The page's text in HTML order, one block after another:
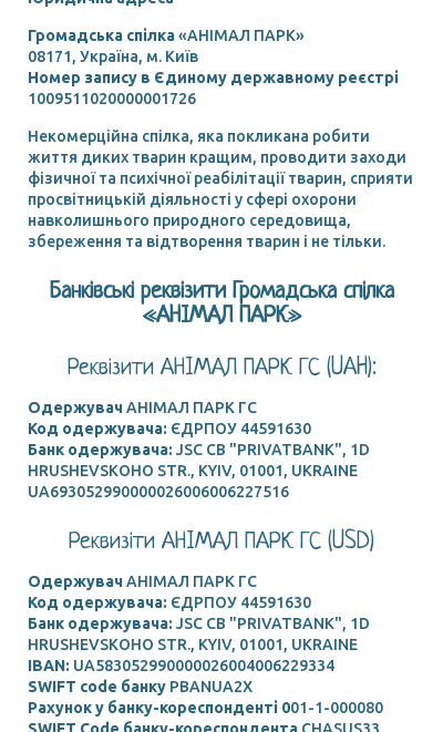
Громадська спілка«АНІМАЛ ПАРК»
08171, Україна, м. Київ
Номер запису в Єдиному державному реєстрі
1009511020000001726
Некомерційна спілка, яка покликана робити
життя диких тварин кращим, проводити заходи
фізичної та психічної реабілітації тварин, сприяти
просвітницькій діяльності у сфері охорони
навколишнього природного середовища,
збереження та відтворення тварин і не тільки.
Банківські реквізити Громадська спілка
«АНІМАЛ ПАРК»
Реквізити АНIМАЛ ПАРК ГС (UAH):
ОдержувачАНIМАЛ ПАРК ГС
Код одержувача: ЄДРПОУ 44591630
Банк одержувача: JSC CB "PRIVATBANK", 1D
HRUSHEVSKOHO STR., KYIV, 01001, UKRAINE
UA693052990000026006006227516
Реквизіти АНIМАЛ ПАРК ГС (USD)
ОдержувачАНIМАЛ ПАРК ГС
Код одержувача: ЄДРПОУ 44591630
Банк одержувача: JSC CB "PRIVATBANK", 1D
HRUSHEVSKOHO STR., KYIV, 01001, UKRAINE
IBAN: UA583052990000026004006229334
SWIFT code банку PBANUA2X
Рахунок у банку-кореспонденті 001-1-000080
SWIFT Code банку-кореспондента CHASUS33